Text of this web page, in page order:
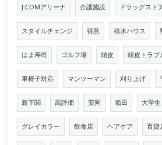
J:COMアリーナ 介護施設 ドラッグスト
スタイルチェンジ 得意 積水ハウス
はま寿司 ゴルフ場 頭皮 頭皮トラブ
車椅子対応 マンツーマン 刈り上げ
新下関 高評価 安岡 垢田 大学生
グレイカラー 飲食店 ヘアケア 百貨